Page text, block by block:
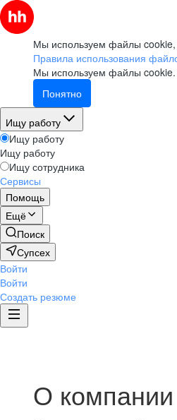
Мы используем файлы cookie,
Правила использования
Мы используем файлы cookie.
Понятно
Ищу работу
Ищу работу
Ищу работу
Ищу сотрудника
Сервисы
Помощь
Ещё
Поиск
Супсех
Войти
Войти
Создать резюме
О компании